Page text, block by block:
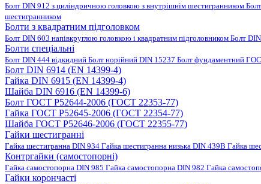
Болт DIN 912 з циліндричною головкою з внутрішнім шестигранником
шестигранником
Болти з квадратним підголовком
Болт DIN 603 напівкруглою головкою і квадратним підголовником Болт
Болти спеціальні
Болт DIN 444 відкидний Болт норійний DIN 15237 Болт фундаментний
Болт DIN 6914 (EN 14399-4)
Гайка DIN 6915 (EN 14399-4)
Шайба DIN 6916 (EN 14399-6)
Болт ГОСТ Р52644-2006 (ГОСТ 22353-77)
Гайка ГОСТ Р52645-2006 (ГОСТ 22354-77)
Шайба ГОСТ Р52646-2006 (ГОСТ 22355-77)
Гайки шестигранні
Гайка шестигранна DIN 934 Гайка шестигранна низька DIN 439B Гайка
Контргайки (самостопорні)
Гайка самостопорна DIN 985 Гайка самостопорна DIN 982 Гайка
Гайки корончасті